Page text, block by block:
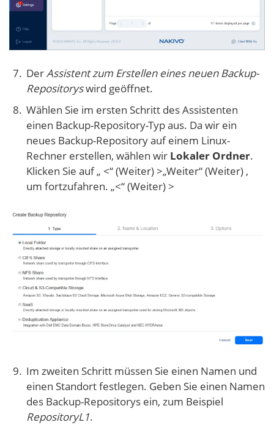
DerAssistent zum Erstellen eines neuen Backup-
Repositoryswird geöffnet.
Wählen Sie im ersten Schritt des Assistenten
einen Backup-Repository-Typ aus. Da wir ein
neues Backup-Repository auf einem Linux-
Rechner erstellen, wählen wir Lokaler Ordner.
Klicken Sie auf „ <“ (Weiter) >„Weiter“ (Weiter) ,
um fortzufahren. „<“ (Weiter) >
Im zweiten Schritt müssen Sie einen Namen und
einen Standort festlegen. Geben Sie einen Namen
des Backup-Repositorys ein, zum Beispiel
RepositoryL1.